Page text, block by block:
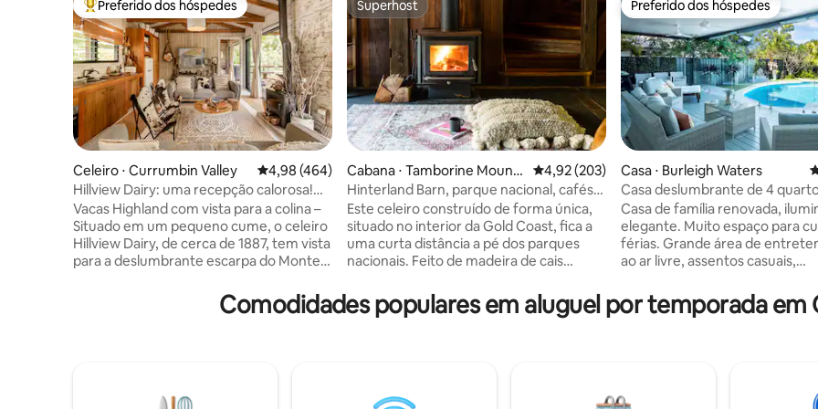
Entre os melhores preferidos dos hóspedes
Preferido dos hóspedes
Celeiro ⋅ Currumbin Valley 4,98 de uma avaliação média de 5, 464 avaliações
4,98 (464)
Hillview Dairy: uma recepção calorosa!
Vacas da fazenda Highland
Vacas Highland com vista para a colina –
Situado em um pequeno cume, o celeiro
Hillview Dairy, de cerca de 1887, tem vista
para a deslumbrante escarpa do Monte
para a paisagem agrícola do vale. 🐮
Vacas e bezerros todos os dias 🐴
GCCC PCA/2023/228 Ao longo de cem
Superhost
Superhost
Cabana ⋅ Tamborine Mounta
in
4,92 de uma avaliação média de 5, 203
4,92 (203)
Hinterland Barn, parque nacional, cafés,
restaurantes
Este celeiro construído de forma única,
situado no interior da Gold Coast, fica a
uma curta distância a pé dos parques
nacionais. Feito de madeira de cais
fazenda de 18 acres assolada por
gramados verdes. Uma cama king com
estar, escritório e cama autoinflável
Preferido dos hóspedes
Preferido dos hóspedes
Casa ⋅ Burleigh Waters
Casa deslumbrante de 4
localização ideal
Casa de família renovada,
elegante. Muito espaço para
férias. Grande área de
ao ar livre, assentos casuais,
da piscina cintilante. Fantástico
interno-externo. 3 quartos
populares. A 5 minutos da
Burleigh Heads e tudo o que
Comodidades populares em aluguel por temporada em